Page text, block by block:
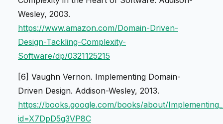
Wesley, 2003.
https://www.amazon.com/Domain-Driven-
Design-Tackling-Complexity-
Software/dp/0321125215
[6] Vaughn Vernon. Implementing Domain-
Driven Design. Addison-Wesley, 2013.
https://books.google.com/books/about/
id=X7DpD5g3VP8C